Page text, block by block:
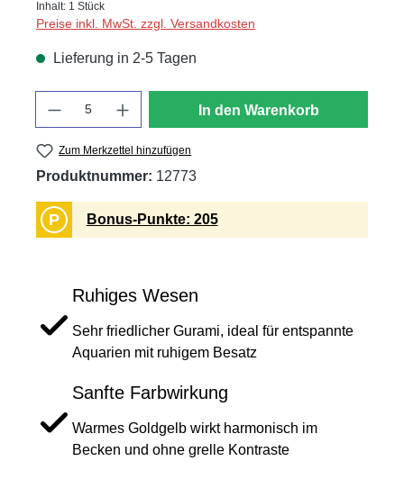
Inhalt: 1 Stück
Preise inkl. MwSt. zzgl. Versandkosten
Lieferung in 2-5 Tagen
In den Warenkorb
Zum Merkzettel hinzufügen
Produktnummer: 12773
P Bonus-Punkte: 205
Ruhiges Wesen
Sehr friedlicher Gurami, ideal für entspannte
Aquarien mit ruhigem Besatz
Sanfte Farbwirkung
Warmes Goldgelb wirkt harmonisch im
Becken und ohne grelle Kontraste